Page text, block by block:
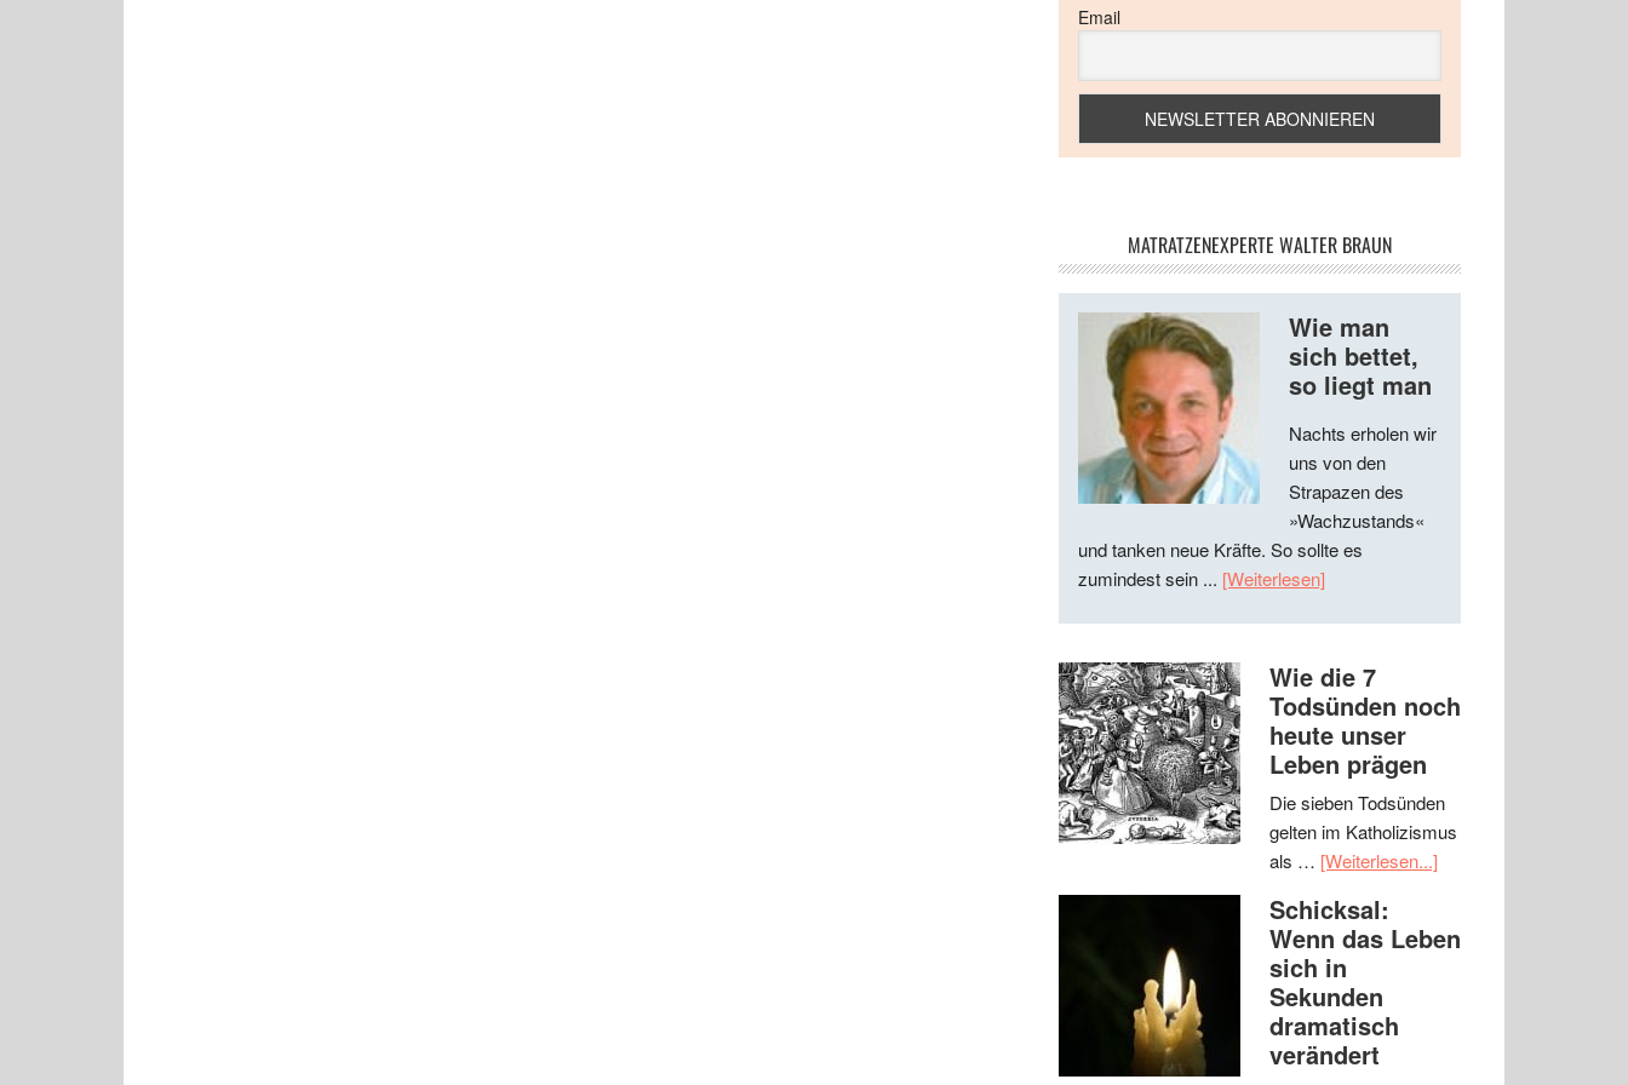
Email
MATRATZENEXPERTE WALTER BRAUN
Wie man
sich bettet,
so liegt man
Nachts erholen wir
uns von den
Strapazen des
»Wachzustands«
und tanken neue Kräfte. So sollte es
zumindest sein ... [Weiterlesen]
Wie die 7
Todsünden noch
heute unser
Leben prägen
Die sieben Todsünden
gelten im Katholizismus
als … [Weiterlesen...]
Schicksal:
Wenn das Leben
sich in
Sekunden
dramatisch
verändert